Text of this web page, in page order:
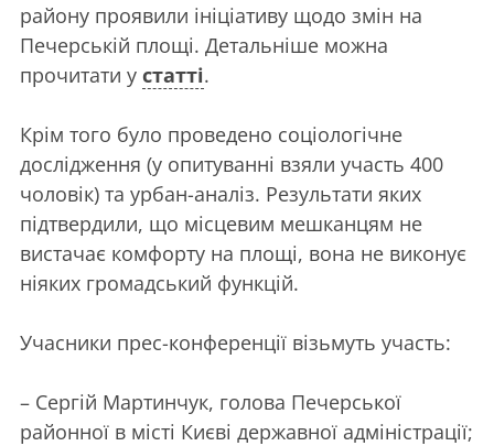
району проявили ініціативу щодо змін на
Печерській площі. Детальніше можна
прочитати у статті.
Крім того було проведено соціологічне
дослідження (у опитуванні взяли участь 400
чоловік) та урбан-аналіз. Результати яких
підтвердили, що місцевим мешканцям не
вистачає комфорту на площі, вона не виконує
ніяких громадський функцій.
Учасники прес-конференції візьмуть участь:
– Сергій Мартинчук, голова Печерської
районної в місті Києві державної адміністрації;